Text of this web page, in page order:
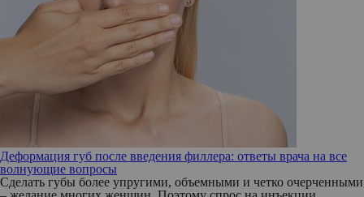
Деформация губ после введения филлера: ответы врача на все
волнующие вопросы
Сделать губы более упругими, объемными и четко очерченными